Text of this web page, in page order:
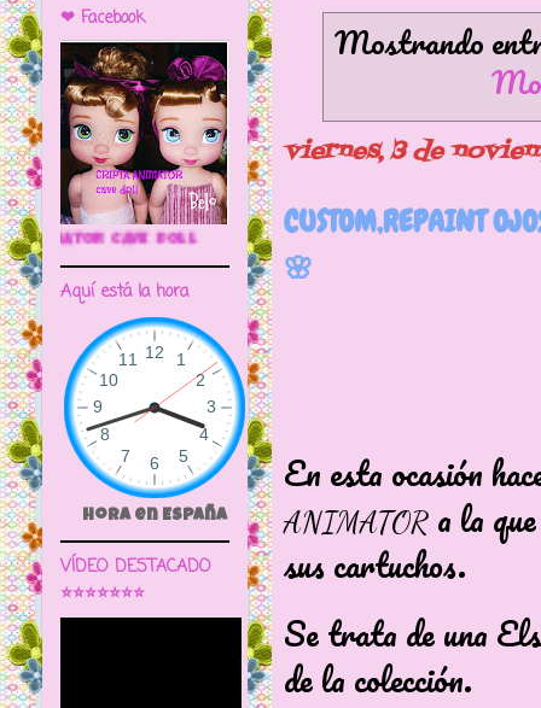
Mostrando
viernes, 3 de
CUSTOM,REPAINT
🌸
En esta ocasión
ANIMATOR a la
sus cartuchos.
Se trata de una
de la colección.
❤ Facebook
🌼CRIPTA ANIMATOR CAVE DOLL
Aquí está la hora
Hora en España
VÍDEO DESTACADO
⭐⭐⭐⭐⭐⭐⭐